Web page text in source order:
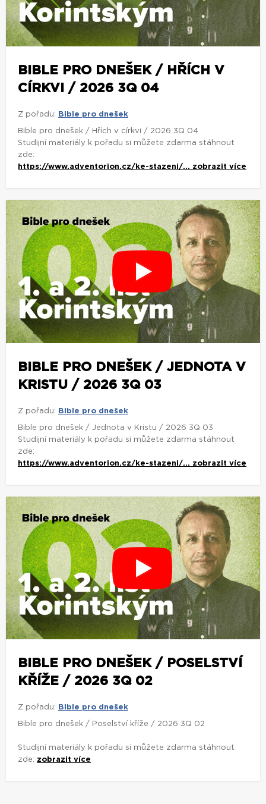
BIBLE PRO DNEŠEK / HŘÍCH V
CÍRKVI / 2026 3Q 04
Z pořadu: Bible pro dnešek
Bible pro dnešek / Hřích v církvi / 2026 3Q 04
Studijní materiály k pořadu si můžete zdarma stáhnout
zde:
https://www.adventorion.cz/ke-stazeni/... zobrazit více
BIBLE PRO DNEŠEK / JEDNOTA V
KRISTU / 2026 3Q 03
Z pořadu: Bible pro dnešek
Bible pro dnešek / Jednota v Kristu / 2026 3Q 03
Studijní materiály k pořadu si můžete zdarma stáhnout
zde:
https://www.adventorion.cz/ke-stazeni/... zobrazit více
BIBLE PRO DNEŠEK / POSELSTVÍ
KŘÍŽE / 2026 3Q 02
Z pořadu: Bible pro dnešek
Bible pro dnešek / Poselství kříže / 2026 3Q 02
Studijní materiály k pořadu si můžete zdarma stáhnout
zde: zobrazit více